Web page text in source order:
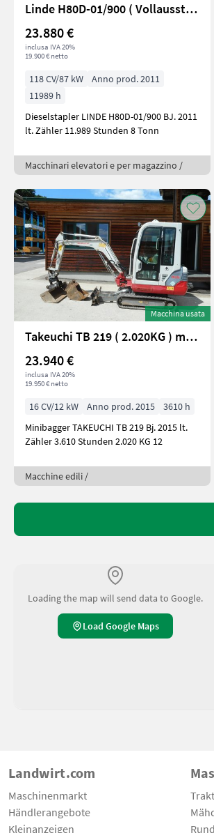
Linde H80D-01/900 ( Vollausstattung )
23.880 €
inclusa IVA 20%
19.900 € netto
118 CV/87 kW
Anno prod. 2011
11989 h
Dieselstapler LINDE H80D-01/900 BJ. 2011
lt. Zähler 11.989 Stunden 8 Tonn
Macchinari elevatori e per magazzino /
Macchina usata
Takeuchi TB 219 ( 2.020KG ) mit POWERTILT
23.940 €
inclusa IVA 20%
19.950 € netto
16 CV/12 kW Anno prod. 2015
3610 h
Minibagger TAKEUCHI TB 219 Bj. 2015 lt.
Zähler 3.610 Stunden 2.020 KG 12
Macchine edili /
Loading the map will send data to Google.
Load Google Maps
Landwirt.com
Maschinenmarkt
Händlerangebote
Kleinanzeigen